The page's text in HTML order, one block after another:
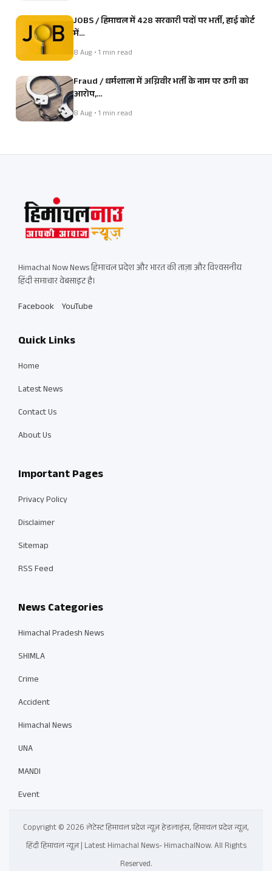
JOBS / हिमाचल में 428 सरकारी पदों पर भर्ती, हाई कोर्ट
में…
8 Aug • 1 min read
Fraud / धर्मशाला में अग्निवीर भर्ती के नाम पर ठगी का
आरोप,…
8 Aug • 1 min read
Himachal Now News हिमाचल प्रदेश और भारत की ताज़ा और विश्वसनीय
हिंदी समाचार वेबसाइट है।
Facebook YouTube
Quick Links
Home
Latest News
Contact Us
About Us
Important Pages
Privacy Policy
Disclaimer
Sitemap
RSS Feed
News Categories
Himachal Pradesh News
SHIMLA
Crime
Accident
Himachal News
UNA
MANDI
Event
Copyright © 2026 लेटेस्ट हिमाचल प्रदेश न्यूज़ हेडलाइंस, हिमाचल प्रदेश न्यूज़,
हिंदी हिमाचल न्यूज़ | Latest Himachal News- HimachalNow. All Rights
Reserved.